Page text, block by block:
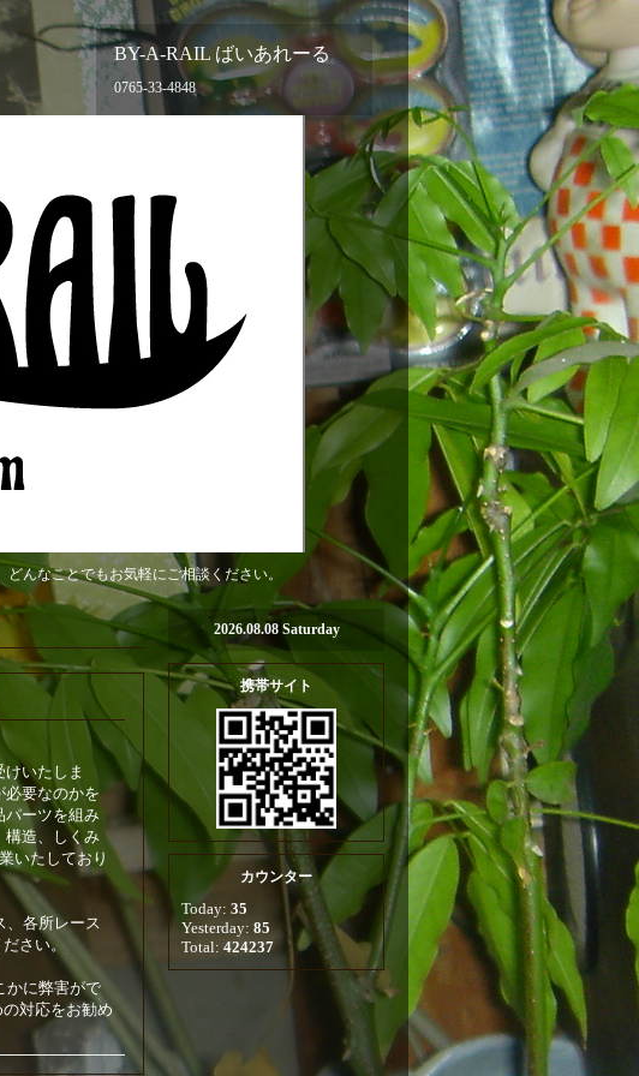
BY-A-RAIL ばいあれーる
0765-33-4848
んなことでもお気軽にご相談ください。
いたしま
必要なのかを
パーツを組み
構造、しくみ
いたしており
各所レース
さい。
かに弊害がで
対応をお勧め
2026.08.08 Saturday
携帯サイト
カウンター
Today: 35
Yesterday: 85
Total: 424237